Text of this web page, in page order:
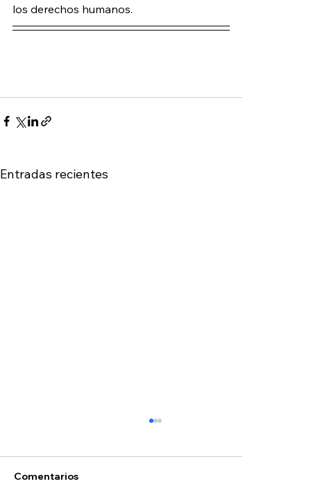
los derechos humanos.
Entradas recientes
Comentarios